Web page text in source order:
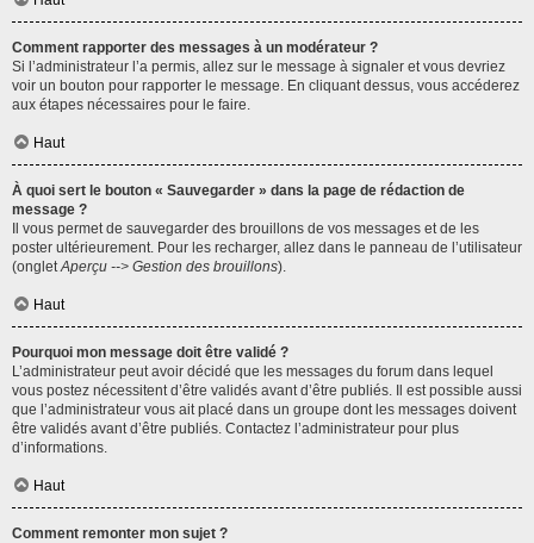
Comment rapporter des messages à un modérateur ?
Si l’administrateur l’a permis, allez sur le message à signaler et vous devriez
voir un bouton pour rapporter le message. En cliquant dessus, vous accéderez
aux étapes nécessaires pour le faire.
Haut
À quoi sert le bouton « Sauvegarder » dans la page de rédaction de
message ?
Il vous permet de sauvegarder des brouillons de vos messages et de les
poster ultérieurement. Pour les recharger, allez dans le panneau de l’utilisateur
(ongletAperçu --> Gestion des brouillons).
Haut
Pourquoi mon message doit être validé ?
L’administrateur peut avoir décidé que les messages du forum dans lequel
vous postez nécessitent d’être validés avant d’être publiés. Il est possible aussi
que l’administrateur vous ait placé dans un groupe dont les messages doivent
être validés avant d’être publiés. Contactez l’administrateur pour plus
d’informations.
Haut
Comment remonter mon sujet ?